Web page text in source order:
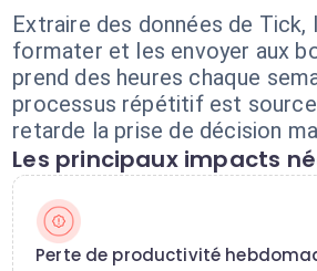
Extraire des données de
formater et les envoyer aux
prend des heures chaque
processus répétitif est
retarde la prise de décision
Les principaux impacts
Perte de productivité